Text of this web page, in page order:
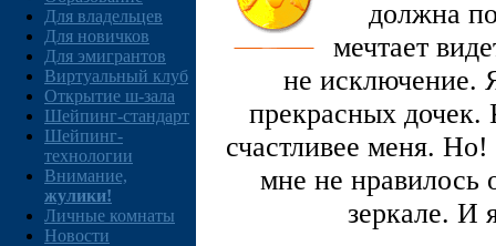
Для владельцев
Для новичков
Для эмигрантов
Виртуальный клуб
Открытие ш-зала
Шейпинг-стандарт
Шейпинг-
технологии
Внимание,
жулики!
Личные комнаты
Новости
должна
мечтает
не исключение.
прекрасных дочек.
счастливее меня. Но!
мне не нравилось
зеркале. И